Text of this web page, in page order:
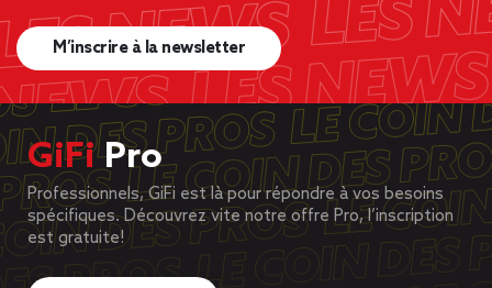
M’inscrire à la newsletter
GiFiPro
Professionnels, GiFi est là pour répondre à vos besoins
spécifiques. Découvrez vite notre offre Pro, l’inscription
est gratuite!